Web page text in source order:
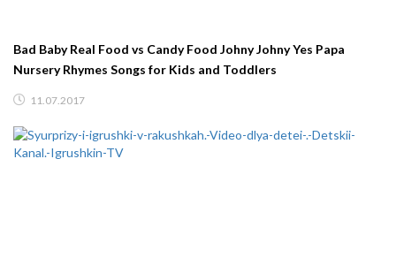
Bad Baby Real Food vs Candy Food Johny Johny Yes Papa
Nursery Rhymes Songs for Kids and Toddlers
11.07.2017